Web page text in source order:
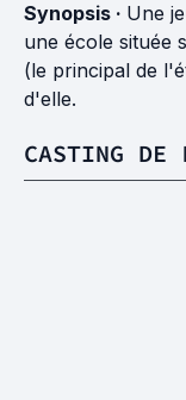
Synopsis · Une
une école située
(le principal de
d'elle.
CASTING DE